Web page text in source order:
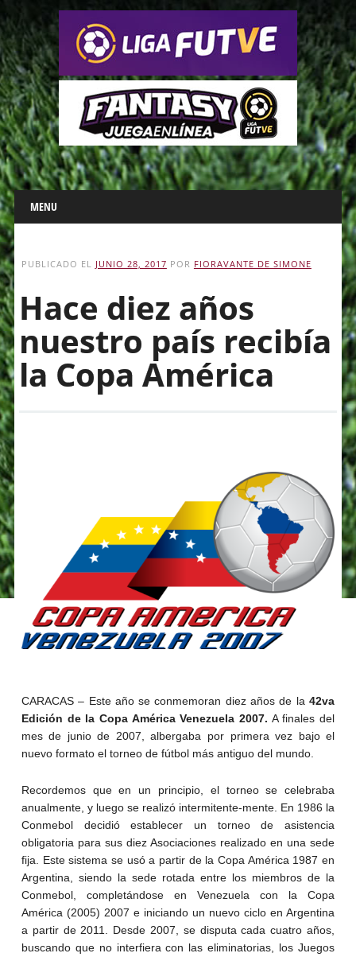
Main menu
Skip
to
content
MENU
PUBLICADO EL JUNIO 28, 2017 POR FIORAVANTE DE SIMONE
Hace diez años
nuestro país recibía
la Copa América
CARACAS – Este año se conmemoran diez años de la42va
Edición de la Copa América Venezuela 2007. A finales del
mes de junio de 2007, albergaba por primera vez bajo el
nuevo formato el torneo de fútbol más antiguo del mundo.
Recordemos que en un principio, el torneo se celebraba
anualmente, y luego se realizó intermitente-mente. En 1986 la
Conmebol decidió establecer un torneo de asistencia
obligatoria para sus diez Asociaciones realizado en una sede
fija. Este sistema se usó a partir de la Copa América 1987 en
Argentina, siendo la sede rotada entre los miembros de la
Conmebol, completándose en Venezuela con la Copa
América (2005) 2007 e iniciando un nuevo ciclo en Argentina
a partir de 2011. Desde 2007, se disputa cada cuatro años,
buscando que no interfiera con las eliminatorias, los Juegos